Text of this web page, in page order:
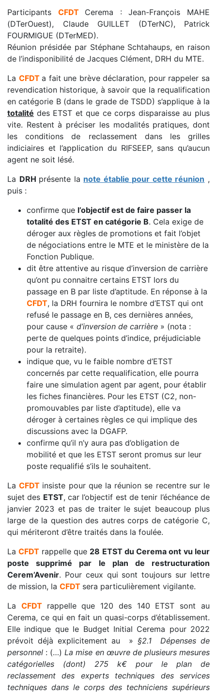
Participants CFDT Cerema : Jean-François MAHE
(DTerOuest), Claude GUILLET (DTerNC), Patrick
FOURMIGUE (DTerMED).
Réunion présidée par Stéphane Schtahaups, en raison
de l’indisponibilité de Jacques Clément, DRH du MTE.
La CFDTa fait une brève déclaration, pour rappeler sa
revendication historique, à savoir que la requalification
en catégorie B (dans le grade de TSDD) s’applique à la
totalité des ETST et que ce corps disparaisse au plus
vite. Restent à préciser les modalités pratiques, dont
les conditions de reclassement dans les grilles
indiciaires et l’application du RIFSEEP, sans qu’aucun
agent ne soit lésé.
La DRH présente la note établie pour cette réunion ,
puis :
confirme que l’objectif est de faire passer la
totalité des ETST en catégorie B. Cela exige de
déroger aux règles de promotions et fait l’objet
de négociations entre le MTE et le ministère de la
Fonction Publique.
dit être attentive au risque d’inversion de carrière
qu’ont pu connaitre certains ETST lors du
passage en B par liste d’aptitude. En réponse à la
CFDT, la DRH fournira le nombre d’ETST qui ont
refusé le passage en B, ces dernières années,
pour cause « d’inversion de carrière » (nota :
perte de quelques points d’indice, préjudiciable
pour la retraite).
indique que, vu le faible nombre d’ETST
concernés par cette requalification, elle pourra
faire une simulation agent par agent, pour établir
les fiches financières. Pour les ETST (C2, non-
promouvables par liste d’aptitude), elle va
déroger à certaines règles ce qui implique des
discussions avec la DGAFP.
confirme qu’il n’y aura pas d’obligation de
mobilité et que les ETST seront promus sur leur
poste requalifié s’ils le souhaitent.
LaCFDT insiste pour que la réunion se recentre sur le
sujet des ETST, car l’objectif est de tenir l’échéance de
janvier 2023 et pas de traiter le sujet beaucoup plus
large de la question des autres corps de catégorie C,
qui mériteront d’être traités dans la foulée.
LaCFDT rappelle que 28 ETST du Cerema ont vu leur
poste supprimé par le plan de restructuration
Cerem’Avenir. Pour ceux qui sont toujours sur lettre
de mission, la CFDT sera particulièrement vigilante.
La CFDT rappelle que 120 des 140 ETST sont au
Cerema, ce qui en fait un quasi-corps d’établissement.
Elle indique que le Budget Initial Cerema pour 2022
prévoit déjà explicitement au » §2.1 Dépenses de
personnel : (…) La mise en œuvre de plusieurs mesures
catégorielles (dont) 275 k€ pour le plan de
reclassement des experts techniques des services
techniques dans le corps des techniciens supérieurs